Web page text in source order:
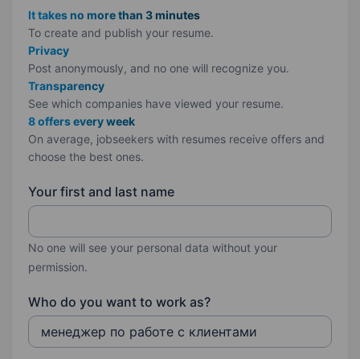
It takes no more than 3 minutes
To create and publish your resume.
Privacy
Post anonymously, and no one will recognize you.
Transparency
See which companies have viewed your resume.
8 offers every week
On average, jobseekers with resumes receive offers and
choose the best ones.
Your first and last name
No one will see your personal data without your
permission.
Who do you want to work as?